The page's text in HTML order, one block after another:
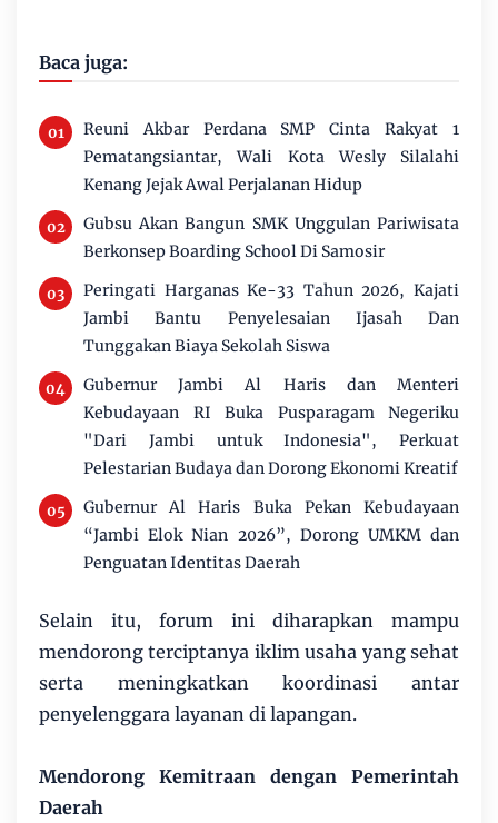
Baca juga:
Reuni Akbar Perdana SMP Cinta Rakyat 1
Pematangsiantar, Wali Kota Wesly Silalahi
Kenang Jejak Awal Perjalanan Hidup
Gubsu Akan Bangun SMK Unggulan Pariwisata
Berkonsep Boarding School Di Samosir
Peringati Harganas Ke-33 Tahun 2026, Kajati
Jambi Bantu Penyelesaian Ijasah Dan
Tunggakan Biaya Sekolah Siswa
Gubernur Jambi Al Haris dan Menteri
Kebudayaan RI Buka Pusparagam Negeriku
"Dari Jambi untuk Indonesia", Perkuat
Pelestarian Budaya dan Dorong Ekonomi Kreatif
Gubernur Al Haris Buka Pekan Kebudayaan
“Jambi Elok Nian 2026”, Dorong UMKM dan
Penguatan Identitas Daerah
Selain itu, forum ini diharapkan mampu
mendorong terciptanya iklim usaha yang sehat
serta meningkatkan koordinasi antar
penyelenggara layanan di lapangan.
Mendorong Kemitraan dengan Pemerintah
Daerah